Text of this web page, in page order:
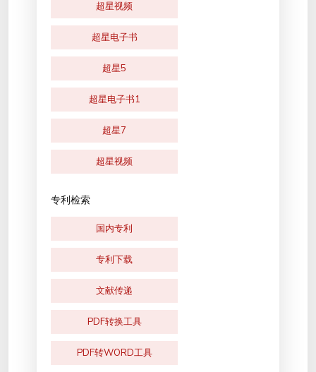
超星视频
超星电子书
超星5
超星电子书1
超星7
超星视频
专利检索
国内专利
专利下载
文献传递
PDF转换工具
PDF转WORD工具